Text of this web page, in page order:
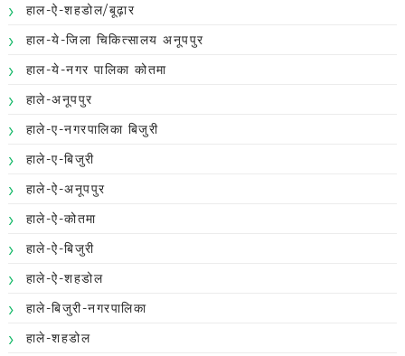
हाल-ऐ-शहडोल/बूढ़ार
हाल-ये-जिला चिकित्सालय अनूपपुर
हाल-ये-नगर पालिका कोतमा
हाले-अनूपपुर
हाले-ए-नगरपालिका बिजुरी
हाले-ए-बिजुरी
हाले-ऐ-अनूपपुर
हाले-ऐ-कोतमा
हाले-ऐ-बिजुरी
हाले-ऐ-शहडोल
हाले-बिजुरी-नगरपालिका
हाले-शहडोल